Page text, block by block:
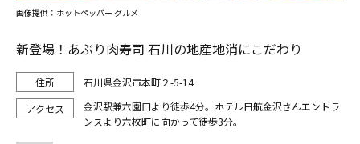
新登場！あぶり肉寿司 石川の地産地消にこだわり
石川県金沢市本町２-5-14
金沢駅兼六園口より徒歩4分。ホテル日航金沢さんエントラ
ンスより六枚町に向かって徒歩3分。
画像提供：ホットペッパー グルメ